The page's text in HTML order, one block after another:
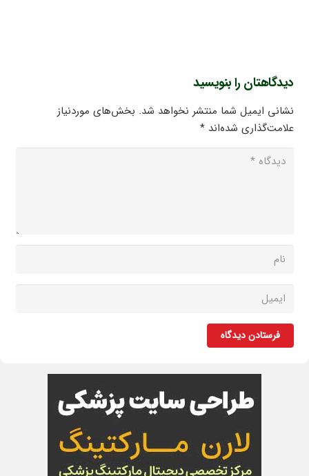
دیدگاهتان را بنویسید
نشانی ایمیل شما منتشر نخواهد شد. بخش‌های موردنیاز
علامت‌گذاری شده‌اند*
فرستادن دیدگاه